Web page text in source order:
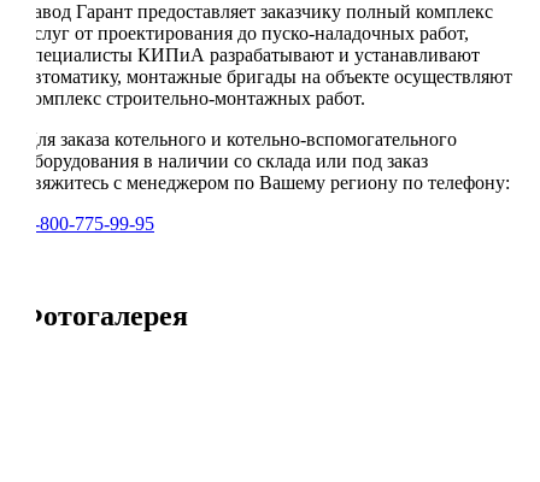
Завод Гарант предоставляет заказчику полный комплекс
услуг от проектирования до пуско-наладочных работ,
специалисты КИПиА разрабатывают и устанавливают
автоматику, монтажные бригады на объекте осуществляют
комплекс строительно-монтажных работ.
Для заказа котельного и котельно-вспомогательного
оборудования в наличии со склада или под заказ
свяжитесь с менеджером по Вашему региону по телефону:
8-800-775-99-95
Фотогалерея